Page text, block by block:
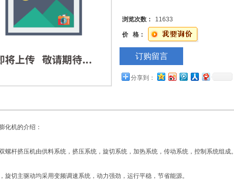
浏览次数： 11633
价 格：
订购留言
分享到：
机的介绍：
杆挤压机由供料系统，挤压系统，旋切系统，加热系统，传动系统，控制系统组成。
切主驱动均采用变频调速系统，动力强劲，运行平稳，节省能源。